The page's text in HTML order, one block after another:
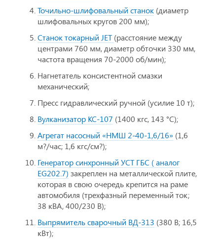
Точильно-шлифовальный станок(диаметр
шлифовальных кругов 200 мм);
Станок токарный JET(расстояние между
центрами 760 мм, диаметр обточки 330 мм,
частота вращения 70-2000 об/мин);
Нагнетатель консистентной смазки
механический;
Пресс гидравлический ручной (усилие 10 т);
Вулканизатор КС-107 (1400 кгс, 143 °C);
Агрегат насосный «НМШ 2-40-1,6/16»(1,6
м?/час; 1,6 кгс/см?);
Генератор синхронный УСТ ГБС ( аналог
EG202.7) закреплен на металлической плите,
которая в свою очередь крепится на раме
автомобиля (трехфазный переменный ток;
38 кВА, 400/230 В);
Выпрямитель сварочный ВД-313 (380 В; 16,5
кВт);